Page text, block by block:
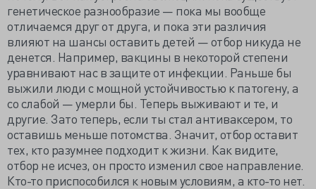
генетическое разнообразие — пока мы вообще
отличаемся друг от друга, и пока эти различия
влияют на шансы оставить детей — отбор никуда не
денется. Например, вакцины в некоторой степени
уравнивают нас в защите от инфекции. Раньше бы
выжили люди с мощной устойчивостью к патогену, а
со слабой — умерли бы. Теперь выживают и те, и
другие. Зато теперь, если ты стал антиваксером, то
оставишь меньше потомства. Значит, отбор оставит
тех, кто разумнее подходит к жизни. Как видите,
отбор не исчез, он просто изменил свое направление.
Кто-то приспособился к новым условиям, а кто-то нет.